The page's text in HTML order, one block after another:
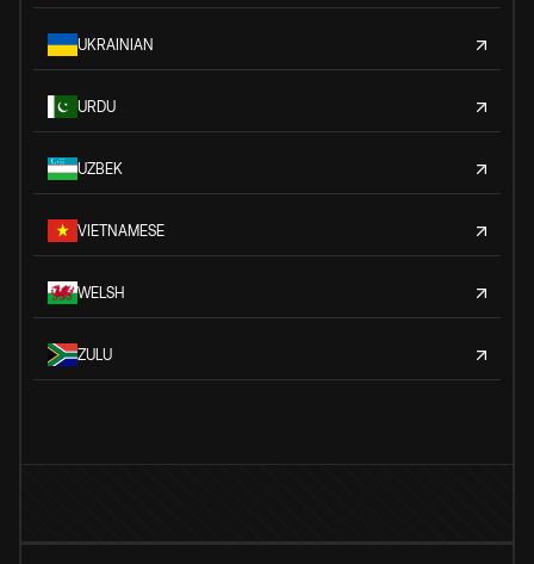
UKRAINIAN
URDU
UZBEK
VIETNAMESE
WELSH
ZULU